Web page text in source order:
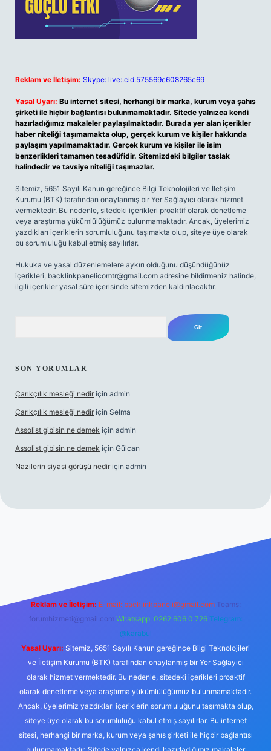
Reklam ve İletişim: Skype: live:.cid.575569c608265c69
Yasal Uyarı: Bu internet sitesi, herhangi bir marka, kurum veya şahıs
şirketi ile hiçbir bağlantısı bulunmamaktadır. Sitede yalnızca kendi
hazırladığımız makaleler paylaşılmaktadır. Burada yer alan içerikler
haber niteliği taşımamakta olup, gerçek kurum ve kişiler hakkında
paylaşım yapılmamaktadır. Gerçek kurum ve kişiler ile isim
benzerlikleri tamamen tesadüfidir. Sitemizdeki bilgiler taslak
halindedir ve tavsiye niteliği taşımazlar.
Sitemiz, 5651 Sayılı Kanun gereğince Bilgi Teknolojileri ve İletişim
Kurumu (BTK) tarafından onaylanmış bir Yer Sağlayıcı olarak hizmet
vermektedir. Bu nedenle, sitedeki içerikleri proaktif olarak denetleme
veya araştırma yükümlülüğümüz bulunmamaktadır. Ancak, üyelerimiz
yazdıkları içeriklerin sorumluluğunu taşımakta olup, siteye üye olarak
bu sorumluluğu kabul etmiş sayılırlar.
Hukuka ve yasal düzenlemelere aykırı olduğunu düşündüğünüz
içerikleri, backlinkpanelicomtr@gmail.com adresine bildirmeniz halinde,
ilgili içerikler yasal süre içerisinde sitemizden kaldırılacaktır.
SON YORUMLAR
Çarıkçılık mesleği nedir için admin
Çarıkçılık mesleği nedir için Selma
Assolist gibisin ne demek için admin
Assolist gibisin ne demek için Gülcan
Nazilerin siyasi görüşü nedir için admin
Reklam ve İletişim: E-mail: backlinkpaneli@gmail.com Teams:
forumhizmeti@gmail.com Whatsapp: 0262 606 0 726 Telegram:
@karabul
Yasal Uyarı: Sitemiz, 5651 Sayılı Kanun gereğince Bilgi Teknolojileri
ve İletişim Kurumu (BTK) tarafından onaylanmış bir Yer Sağlayıcı
olarak hizmet vermektedir. Bu nedenle, sitedeki içerikleri proaktif
olarak denetleme veya araştırma yükümlülüğümüz bulunmamaktadır.
Ancak, üyelerimiz yazdıkları içeriklerin sorumluluğunu taşımakta olup,
siteye üye olarak bu sorumluluğu kabul etmiş sayılırlar. Bu internet
sitesi, herhangi bir marka, kurum veya şahıs şirketi ile hiçbir bağlantısı